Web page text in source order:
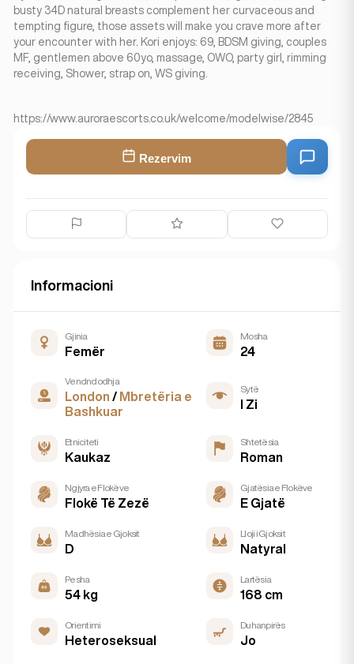
busty 34D natural breasts complement her curvaceous and
tempting figure, those assets will make you crave more after
your encounter with her. Kori enjoys: 69, BDSM giving, couples
MF, gentlemen above 60yo, massage, OWO, party girl, rimming
receiving, Shower, strap on, WS giving.
https://www.auroraescorts.co.uk/welcome/modelwise/2845
Rezervim
Informacioni
Gjinia
Femër
Mosha
24
Vendndodhja
London / Mbretëria e
Bashkuar
Sytë
I Zi
Etniciteti
Kaukaz
Shtetësia
Roman
Ngjyra e Flokëve
Flokë Të Zezë
Gjatësia e Flokëve
E Gjatë
Madhësia e Gjoksit
D
Lloji i Gjoksit
Natyral
Pesha
54 kg
Lartësia
168 cm
Orientimi
Heteroseksual
Duhanpirës
Jo